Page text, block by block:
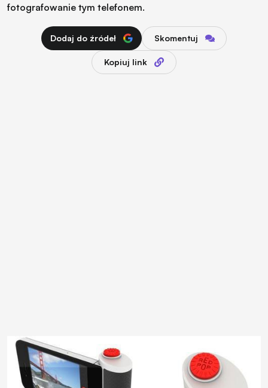
fotografowanie tym telefonem.
Dodaj do źródeł Skomentuj
Kopiuj link